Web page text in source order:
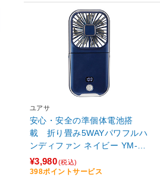
ユアサ
安心・安全の準個体電池搭
載 折り畳み5WAYパワフルハ
ンディファン ネイビー YM-70
20HS-A
¥3,980(税込)
398ポイントサービス